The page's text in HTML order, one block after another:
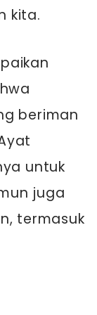
kita.
beriman
untuk
juga
termasuk